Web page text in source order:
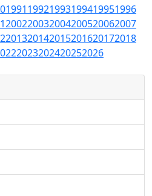
199119921993199419951996
200220032004200520062007
201320142015201620172018
2023202420252026